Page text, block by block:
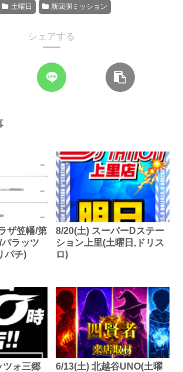
土曜日 新回胴ミッション
シェアする
ザ笠幡/第
ラッツ
パチ)
8/20(土) スーパーDステー
ション上里(土曜日,ドリス
ロ)
ツォ三郷
6/13(土) 北越谷UNO(土曜